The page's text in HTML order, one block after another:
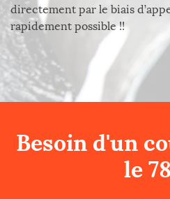
directement par le biais
rapidement possible !!
Besoin d'un
le